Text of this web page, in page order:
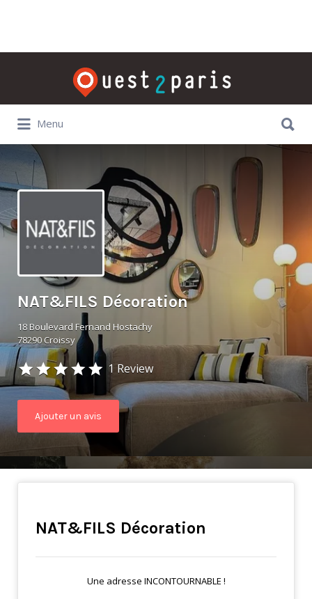
Rechercher:
Menu
NAT&FILS Décoration
18 Boulevard Fernand Hostachy
78290 Croissy
1 Review
Ajouter un avis
NAT&FILS Décoration
Une adresse INCONTOURNABLE !